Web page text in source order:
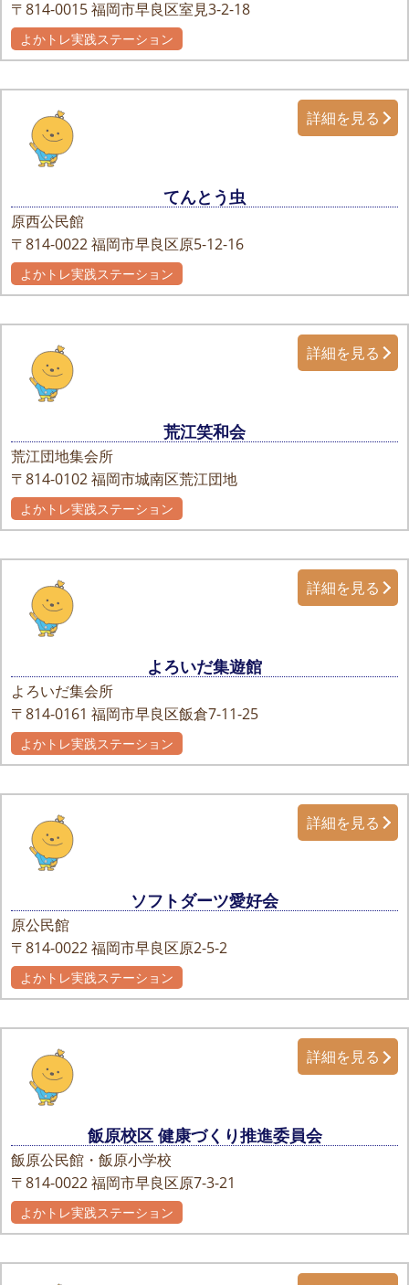
〒814-0015福岡市早良区室見3-2-18
よかトレ実践ステーション
てんとう虫
原西公民館
〒814-0022福岡市早良区原5-12-16
詳細を見る
よかトレ実践ステーション
荒江笑和会
荒江団地集会所
〒814-0102福岡市城南区荒江団地
詳細を見る
よかトレ実践ステーション
よろいだ集遊館
よろいだ集会所
〒814-0161 福岡市早良区飯倉7-11-25
詳細を見る
よかトレ実践ステーション
ソフトダーツ愛好会
原公民館
〒814-0022福岡市早良区原2-5-2
詳細を見る
よかトレ実践ステーション
飯原校区 健康づくり推進委員会
飯原公民館・飯原小学校
〒814-0022福岡市早良区原7-3-21
詳細を見る
よかトレ実践ステーション